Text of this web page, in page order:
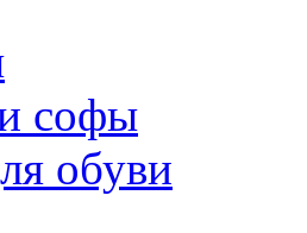
софы
обуви